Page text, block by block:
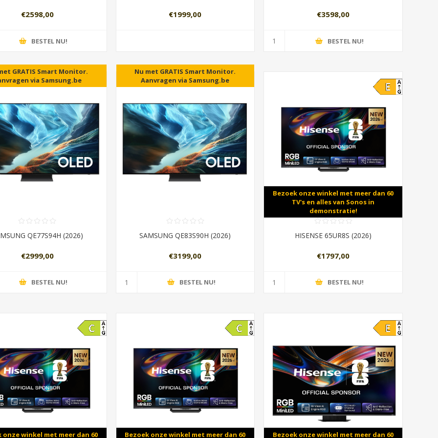
€2598,00
BESTEL NU!
€1999,00 €3598,00
BESTEL NU!
garantie als U in NL woont.
GRATIS Smart Monitor.
via Samsung.be
QE77S94H (2026)
€2999,00
BESTEL NU!
5 jaar garantie als U in NL woont.
Nu met GRATIS Smart Monitor.
Aanvragen via Samsung.be
SAMSUNG QE83S90H (2026)
€3199,00
BESTEL NU!
Bezoek onze winkel met meer dan 60
TV's en alles van Sonos in
demonstratie!
HISENSE 65UR8S (2026)
€1797,00
BESTEL NU!
onze winkel met meer dan 60 Bezoek onze winkel met meer dan 60 Bezoek onze winkel met meer dan 60